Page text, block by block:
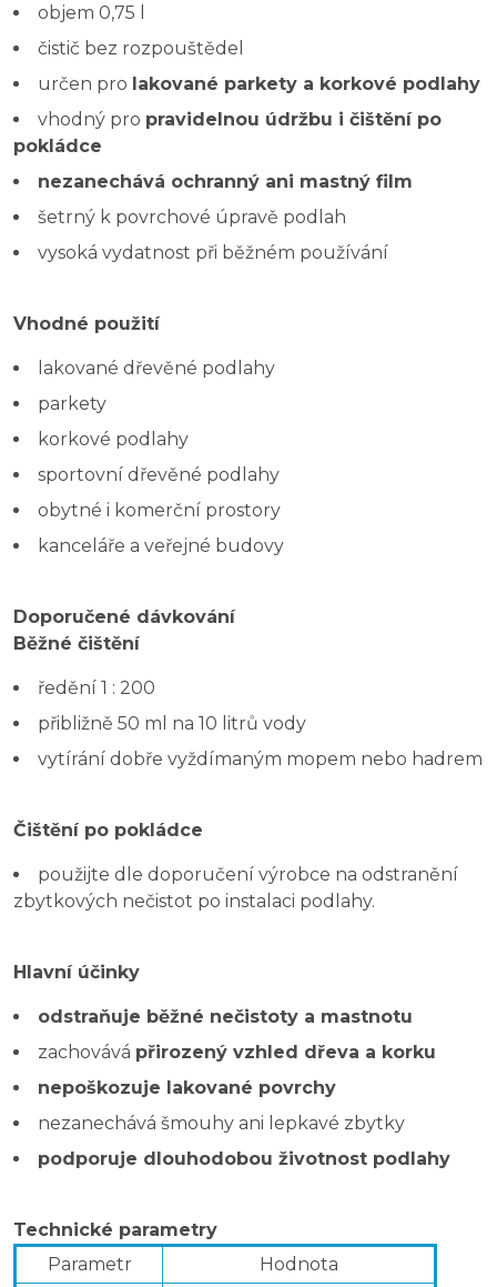
objem 0,75 l
čistič bez rozpouštědel
určen pro lakované parkety a korkové podlahy
vhodný pro pravidelnou údržbu i čištění po
pokládce
nezanechává ochranný ani mastný film
šetrný k povrchové úpravě podlah
vysoká vydatnost při běžném používání
Vhodné použití
lakované dřevěné podlahy
parkety
korkové podlahy
sportovní dřevěné podlahy
obytné i komerční prostory
kanceláře a veřejné budovy
Doporučené dávkování
Běžné čištění
ředění 1 : 200
přibližně 50 ml na 10 litrů vody
vytírání dobře vyždímaným mopem nebo hadrem
Čištění po pokládce
použijte dle doporučení výrobce na odstranění
zbytkových nečistot po instalaci podlahy.
Hlavní účinky
odstraňuje běžné nečistoty a mastnotu
zachovává přirozený vzhled dřeva a korku
nepoškozuje lakované povrchy
nezanechává šmouhy ani lepkavé zbytky
podporuje dlouhodobou životnost podlahy
Technické parametry
Parametr
Hodnota